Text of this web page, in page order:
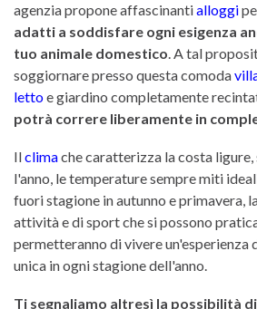
agenzia propone affascinantialloggi
adatti a soddisfare ogni esigenza
tuo animale domestico. A tal
soggiornare presso questa comoda
lettoe giardino completamente
potrà correre liberamente in
Ilclimache caratterizza la costa
l'anno, le temperature sempre miti
fuori stagione in autunno e primavera,
attività e di sport che si possono
permetteranno di vivere un'esperienza
unica in ogni stagione dell'anno.
Ti segnaliamo altresì la possibilità